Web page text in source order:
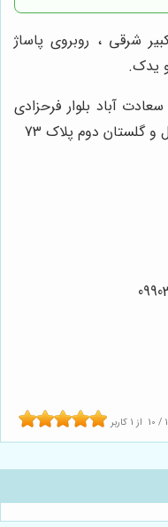
شرقی ، روبروی پاساژ
آباد بلوار فرحزادی
گلستان دوم پلاک 73
10 / از 1 کاربر